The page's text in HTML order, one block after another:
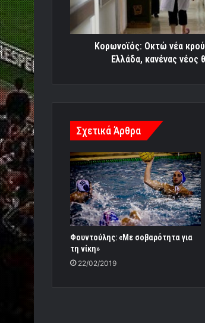
κανένας
νέος
θάνατος
Κορωνοϊός: Οκτώ νέα
Ελλάδα, κανένας νέος
Σχετικά Άρθρα
Φουντούλης: «Με σοβαρότητα για
τη νίκη»
22/02/2019